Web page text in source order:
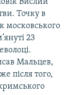
Вислий
Точку в
московського
23
Мальцев,
після того,